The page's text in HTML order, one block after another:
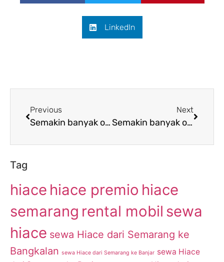
LinkedIn
Previous
Semakin banyak orang yang menyukai penyewaan Hiace dari Semarang ke Sukabumi
Next
Semakin banyak orang yang menyukai penyewaan Hiace dari Semarang ke Bangil
Tag
hiace hiace premio hiace
semarang rental mobil sewa
hiace sewa Hiace dari Semarang ke
Bangkalan sewa Hiace dari Semarang ke Banjar sewa Hiace